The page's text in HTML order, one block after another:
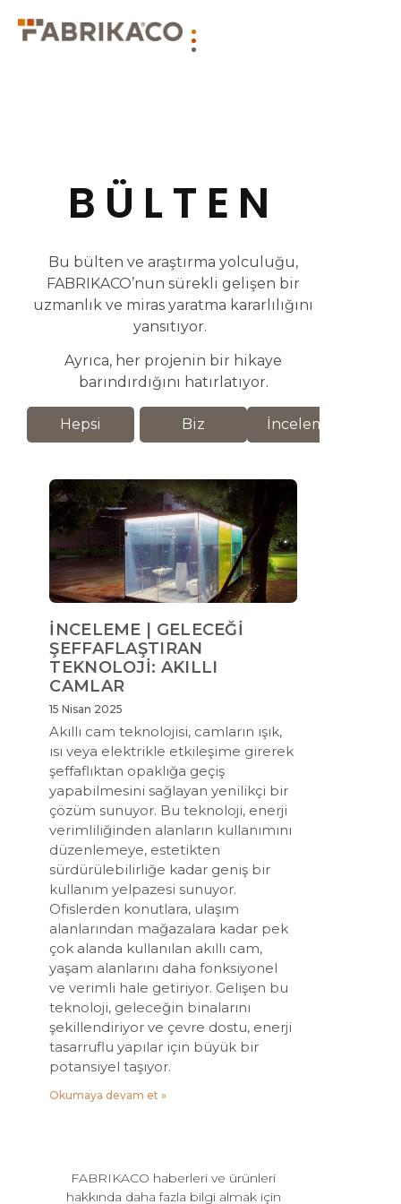
BÜLTEN
Bu bülten ve araştırma yolculuğu,
FABRIKACO’nun sürekli gelişen bir
uzmanlık ve miras yaratma kararlılığını
yansıtıyor.
Ayrıca, her projenin bir hikaye
barındırdığını hatırlatıyor.
Hepsi Biz İnceleme
İNCELEME | GELECEĞİ
ŞEFFAFLAŞTIRAN
TEKNOLOJİ: AKILLI
CAMLAR
15 Nisan 2025
Akıllı cam teknolojisi, camların ışık,
ısı veya elektrikle etkileşime girerek
şeffaflıktan opaklığa geçiş
yapabilmesini sağlayan yenilikçi bir
çözüm sunuyor. Bu teknoloji, enerji
verimliliğinden alanların kullanımını
düzenlemeye, estetikten
sürdürülebilirliğe kadar geniş bir
kullanım yelpazesi sunuyor.
Ofislerden konutlara, ulaşım
alanlarından mağazalara kadar pek
çok alanda kullanılan akıllı cam,
yaşam alanlarını daha fonksiyonel
ve verimli hale getiriyor. Gelişen bu
teknoloji, geleceğin binalarını
şekillendiriyor ve çevre dostu, enerji
tasarruflu yapılar için büyük bir
potansiyel taşıyor.
Okumaya devam et »
FABRIKACO haberleri ve ürünleri
hakkında daha fazla bilgi almak için